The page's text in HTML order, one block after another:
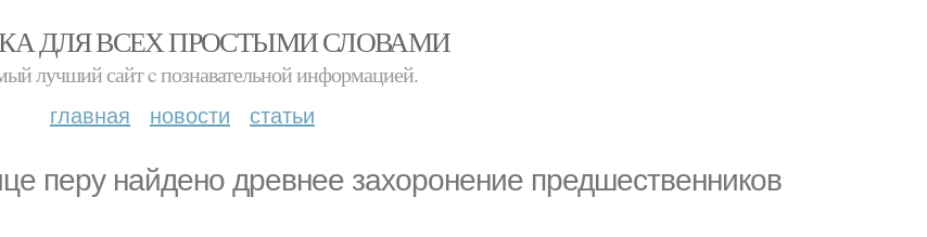
ДЛЯ ВСЕХ ПРОСТЫМИ СЛОВАМИ
лучший сайт c познавательной информацией.
главная новости статьи
перу найдено древнее захоронение предшественников